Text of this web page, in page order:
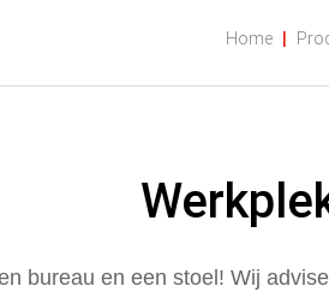
Home
bureau en een stoel! Wij